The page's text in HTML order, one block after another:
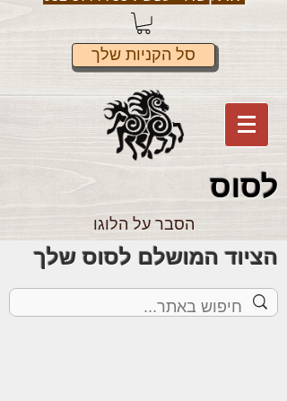
סל הקניות שלך
לסוס
הסבר על הלוגו
הציוד המושלם לסוס שלך